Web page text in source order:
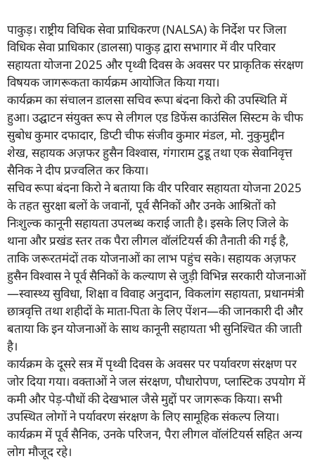
पाकुड़। राष्ट्रीय विधिक सेवा प्राधिकरण (NALSA) के निर्देश पर जिला
विधिक सेवा प्राधिकार (डालसा) पाकुड़ द्वारा सभागार में वीर परिवार
सहायता योजना 2025 और पृथ्वी दिवस के अवसर पर प्राकृतिक संरक्षण
विषयक जागरूकता कार्यक्रम आयोजित किया गया।
कार्यक्रम का संचालन डालसा सचिव रूपा बंदना किरो की उपस्थिति में
हुआ। उद्घाटन संयुक्त रूप से लीगल एड डिफेंस काउंसिल सिस्टम के चीफ
सुबोध कुमार दफादार, डिप्टी चीफ संजीव कुमार मंडल, मो. नुकुमुद्दीन
शेख, सहायक अज़फर हुसैन विश्वास, गंगाराम टुडू तथा एक सेवानिवृत्त
सैनिक ने दीप प्रज्वलित कर किया।
सचिव रूपा बंदना किरो ने बताया कि वीर परिवार सहायता योजना 2025
के तहत सुरक्षा बलों के जवानों, पूर्व सैनिकों और उनके आश्रितों को
निःशुल्क कानूनी सहायता उपलब्ध कराई जाती है। इसके लिए जिले के
थाना और प्रखंड स्तर तक पैरा लीगल वॉलंटियर्स की तैनाती की गई है,
ताकि जरूरतमंदों तक योजनाओं का लाभ पहुंच सके। सहायक अज़फर
हुसैन विश्वास ने पूर्व सैनिकों के कल्याण से जुड़ी विभिन्न सरकारी योजनाओं
—स्वास्थ्य सुविधा, शिक्षा व विवाह अनुदान, विकलांग सहायता, प्रधानमंत्री
छात्रवृत्ति तथा शहीदों के माता-पिता के लिए पेंशन—की जानकारी दी और
बताया कि इन योजनाओं के साथ कानूनी सहायता भी सुनिश्चित की जाती
है।
कार्यक्रम के दूसरे सत्र में पृथ्वी दिवस के अवसर पर पर्यावरण संरक्षण पर
जोर दिया गया। वक्ताओं ने जल संरक्षण, पौधारोपण, प्लास्टिक उपयोग में
कमी और पेड़-पौधों की देखभाल जैसे मुद्दों पर जागरूक किया। सभी
उपस्थित लोगों ने पर्यावरण संरक्षण के लिए सामूहिक संकल्प लिया।
कार्यक्रम में पूर्व सैनिक, उनके परिजन, पैरा लीगल वॉलंटियर्स सहित अन्य
लोग मौजूद रहे।